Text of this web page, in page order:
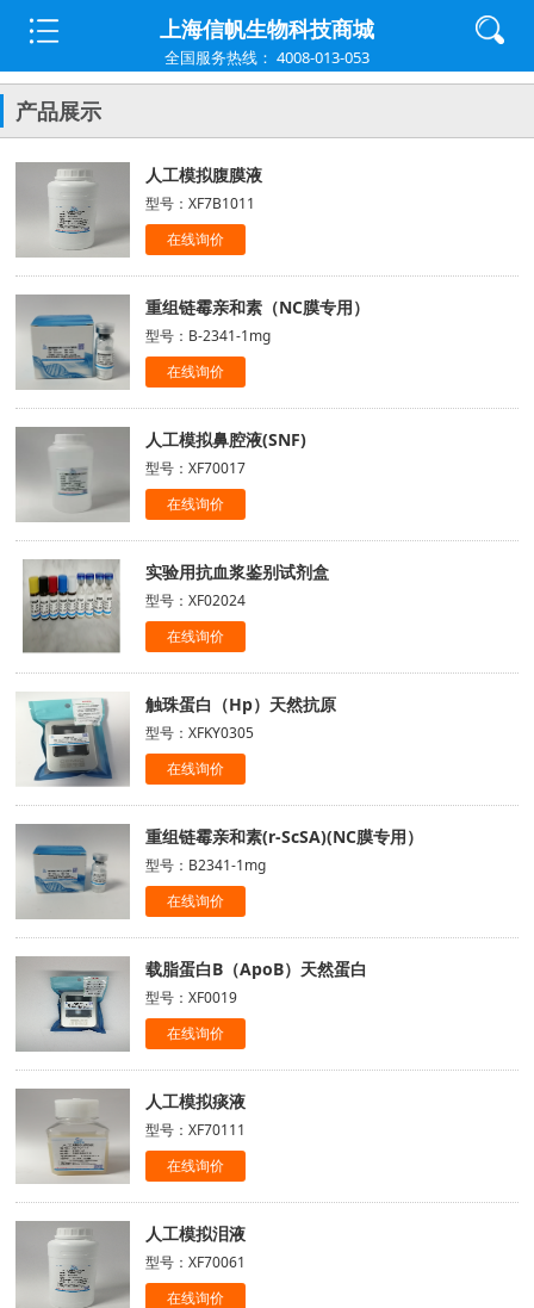
上海信帆生物科技商城
全国服务热线： 4008-013-053
产品展示
人工模拟腹膜液
型号：XF7B1011
在线询价
重组链霉亲和素（NC膜专用）
型号：B-2341-1mg
在线询价
人工模拟鼻腔液(SNF)
型号：XF70017
在线询价
实验用抗血浆鉴别试剂盒
型号：XF02024
在线询价
触珠蛋白（Hp）天然抗原
型号：XFKY0305
在线询价
重组链霉亲和素(r-ScSA)(NC膜专用）
型号：B2341-1mg
在线询价
载脂蛋白B（ApoB）天然蛋白
型号：XF0019
在线询价
人工模拟痰液
型号：XF70111
在线询价
人工模拟泪液
型号：XF70061
在线询价